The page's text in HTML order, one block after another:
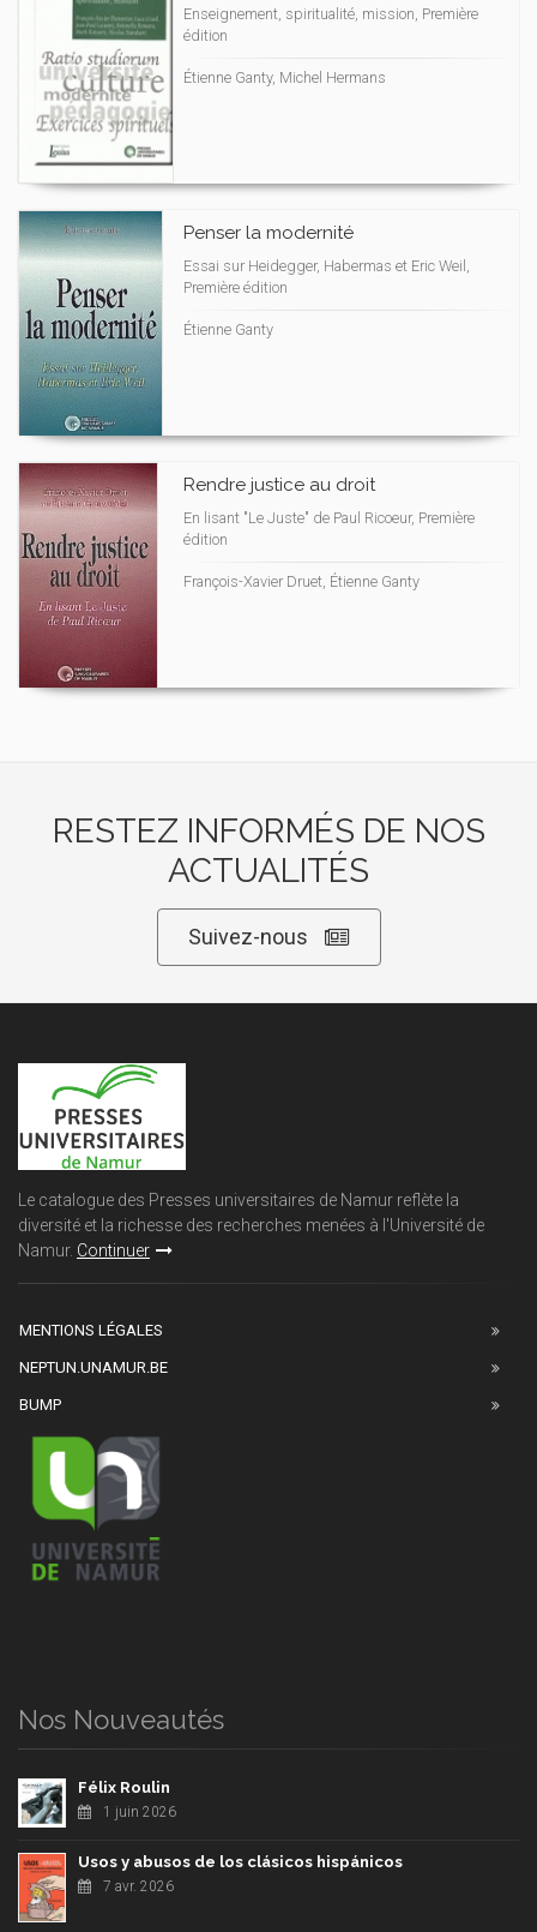
Enseignement, spiritualité, mission, Première
édition
Étienne Ganty, Michel Hermans
Penser la modernité
Essai sur Heidegger, Habermas et Eric Weil,
Première édition
Étienne Ganty
Rendre justice au droit
En lisant "Le Juste" de Paul Ricoeur, Première
édition
François-Xavier Druet, Étienne Ganty
RESTEZ INFORMÉS DE NOS
ACTUALITÉS
Suivez-nous
Le catalogue des Presses universitaires de Namur reflète la
diversité et la richesse des recherches menées à l'Université de
Namur. Continuer
MENTIONS LÉGALES
NEPTUN.UNAMUR.BE
BUMP
Nos Nouveautés
Félix Roulin
1 juin 2026
Usos y abusos de los clásicos hispánicos
7 avr. 2026